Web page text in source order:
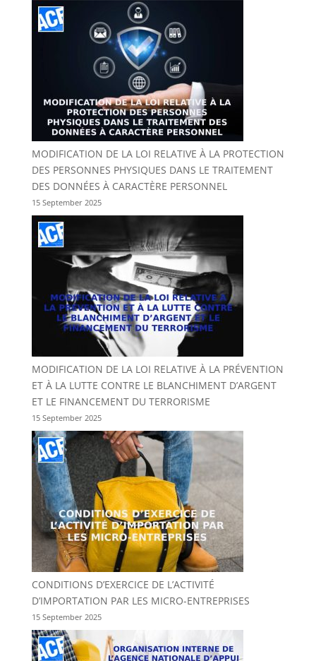
MODIFICATION DE LA LOI RELATIVE À LA PROTECTION
DES PERSONNES PHYSIQUES DANS LE TRAITEMENT
DES DONNÉES À CARACTÈRE PERSONNEL
15 September 2025
MODIFICATION DE LA LOI RELATIVE À LA PRÉVENTION
ET À LA LUTTE CONTRE LE BLANCHIMENT D’ARGENT
ET LE FINANCEMENT DU TERRORISME
15 September 2025
CONDITIONS D’EXERCICE DE L’ACTIVITÉ
D’IMPORTATION PAR LES MICRO-ENTREPRISES
15 September 2025